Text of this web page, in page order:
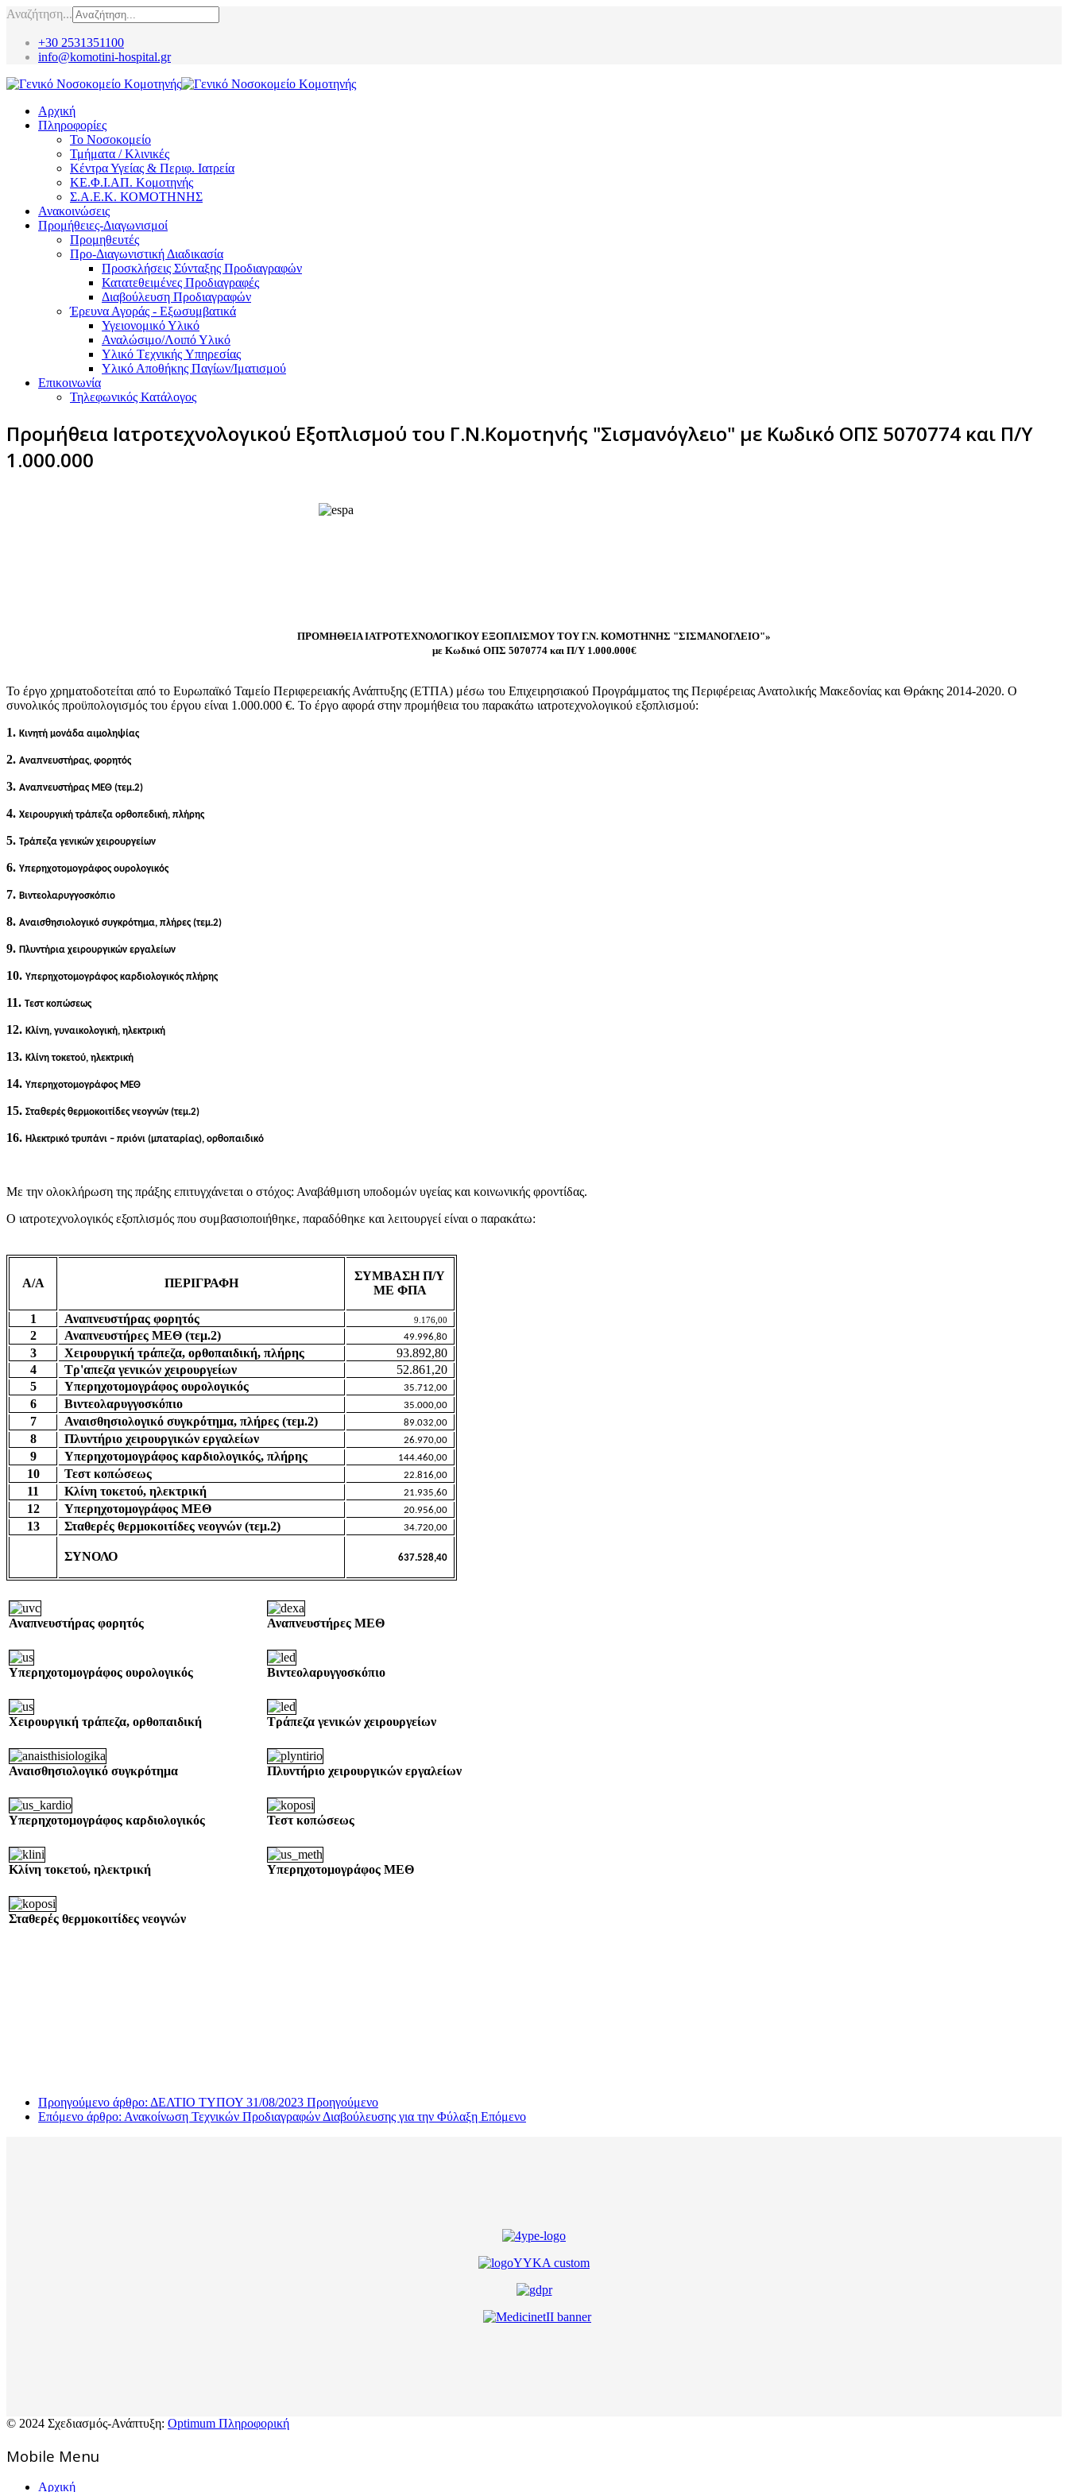
Αναζήτηση...
+30 2531351100
info@komotini-hospital.gr
Αρχική
Πληροφορίες
Το Νοσοκομείο
Τμήματα / Κλινικές
Κέντρα Υγείας & Περιφ. Ιατρεία
ΚΕ.Φ.Ι.ΑΠ. Κομοτηνής
Σ.Α.Ε.Κ. ΚΟΜΟΤΗΝΗΣ
Ανακοινώσεις
Προμήθειες-Διαγωνισμοί
Προμηθευτές
Προ-Διαγωνιστική Διαδικασία
Προσκλήσεις Σύνταξης Προδιαγραφών
Κατατεθειμένες Προδιαγραφές
Διαβούλευση Προδιαγραφών
Έρευνα Αγοράς - Εξωσυμβατικά
Υγειονομικό Υλικό
Αναλώσιμο/Λοιπό Υλικό
Υλικό Tεχνικής Yπηρεσίας
Υλικό Αποθήκης Παγίων/Ιματισμού
Επικοινωνία
Τηλεφωνικός Κατάλογος
Προμήθεια Ιατροτεχνολογικού Εξοπλισμού του Γ.Ν.Κομοτηνής "Σισμανόγλειο" με Κωδικό ΟΠΣ 5070774 και Π/Υ
1.000.000
ΠΡΟΜΗΘΕΙΑ ΙΑΤΡΟΤΕΧΝΟΛΟΓΙΚΟΥ ΕΞΟΠΛΙΣΜΟΥ ΤΟΥ Γ.Ν. ΚΟΜΟΤΗΝΗΣ "ΣΙΣΜΑΝΟΓΛΕΙΟ"»
με Κωδικό ΟΠΣ 5070774 και Π/Υ 1.000.000€
Το έργο χρηματοδοτείται από το Ευρωπαϊκό Ταμείο Περιφερειακής Ανάπτυξης (ΕΤΠΑ) μέσω του Επιχειρησιακού Προγράμματος της Περιφέρειας Ανατολικής Μακεδονίας και Θράκης 2014-2020. Ο
συνολικός προϋπολογισμός του έργου είναι 1.000.000 €. Το έργο αφορά στην προμήθεια του παρακάτω ιατροτεχνολογικού εξοπλισμού:
1. Κινητή μονάδα αιμοληψίας
2. Αναπνευστήρας, φορητός
3. Αναπνευστήρας ΜΕΘ (τεμ.2)
4. Χειρουργική τράπεζα ορθοπεδική, πλήρης
5. Τράπεζα γενικών χειρουργείων
6. Υπερηχοτομογράφος ουρολογικός
7. Βιντεολαρυγγοσκόπιο
8. Αναισθησιολογικό συγκρότημα, πλήρες (τεμ.2)
9. Πλυντήρια χειρουργικών εργαλείων
10. Υπερηχοτομογράφος καρδιολογικός πλήρης
11. Τεστ κοπώσεως
12. Κλίνη, γυναικολογική, ηλεκτρική
13. Κλίνη τοκετού, ηλεκτρική
14. Υπερηχοτομογράφος ΜΕΘ
15. Σταθερές θερμοκοιτίδες νεογνών (τεμ.2)
16. Ηλεκτρικό τρυπάνι – πριόνι (μπαταρίας), ορθοπαιδικό
Με την ολοκλήρωση της πράξης επιτυγχάνεται ο στόχος: Αναβάθμιση υποδομών υγείας και κοινωνικής φροντίδας.
Ο ιατροτεχνολογικός εξοπλισμός που συμβασιοποιήθηκε, παραδόθηκε και λειτουργεί είναι ο παρακάτω:
Α/Α ΠΕΡΙΓΡΑΦΗ
ΣΥΜΒΑΣΗ Π/Υ
ΜΕ ΦΠΑ
1 Αναπνευστήρας φορητός 9.176,00
2 Αναπνευστήρες ΜΕΘ (τεμ.2) 49.996,80
3 Χειρουργική τράπεζα, ορθοπαιδική, πλήρης
93.892,80
4
Τρ'απεζα γενικών χειρουργείων
52.861,20
5
Υπερηχοτομογράφος ουρολογικός 35.712,00
6 Βιντεολαρυγγοσκόπιο 35.000,00
7 Αναισθησιολογικό συγκρότημα, πλήρες (τεμ.2) 89.032,00
8 Πλυντήριο χειρουργικών εργαλείων 26.970,00
9 Υπερηχοτομογράφος καρδιολογικός, πλήρης 144.460,00
10 Τεστ κοπώσεως 22.816,00
11 Κλίνη τοκετού, ηλεκτρική 21.935,60
12 Υπερηχοτομογράφος ΜΕΘ 20.956,00
13 Σταθερές θερμοκοιτίδες νεογνών (τεμ.2) 34.720,00
ΣΥΝΟΛΟ 637.528,40
Αναπνευστήρας φορητός Αναπνευστήρες ΜΕΘ
Υπερηχοτομογράφος ουρολογικός Βιντεολαρυγγοσκόπιο
Χειρουργική τράπεζα, ορθοπαιδική Τράπεζα γενικών χειρουργείων
Αναισθησιολογικό συγκρότημα Πλυντήριο χειρουργικών εργαλείων
Υπερηχοτομογράφος καρδιολογικός Τεστ κοπώσεως
Κλίνη τοκετού, ηλεκτρική Υπερηχοτομογράφος ΜΕΘ
Σταθερές θερμοκοιτίδες νεογνών
Προηγούμενο άρθρο: ΔΕΛΤΙΟ ΤΥΠΟΥ 31/08/2023 Προηγούμενο
Επόμενο άρθρο: Ανακοίνωση Τεχνικών Προδιαγραφών Διαβούλευσης για την Φύλαξη Επόμενο
© 2024 Σχεδιασμός-Ανάπτυξη: Optimum Πληροφορική
Mοbile Menu
Αρχική